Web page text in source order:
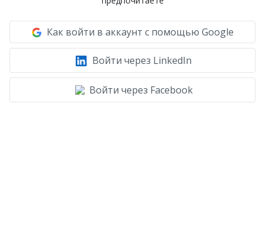
Как войти в аккаунт с помощью Google
Войти через LinkedIn
Войти через Facebook